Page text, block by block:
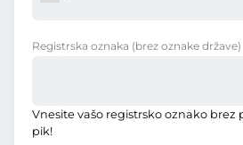
Registrska oznaka (brez oznake države)
Vnesite vašo registrsko oznako brez
pik!